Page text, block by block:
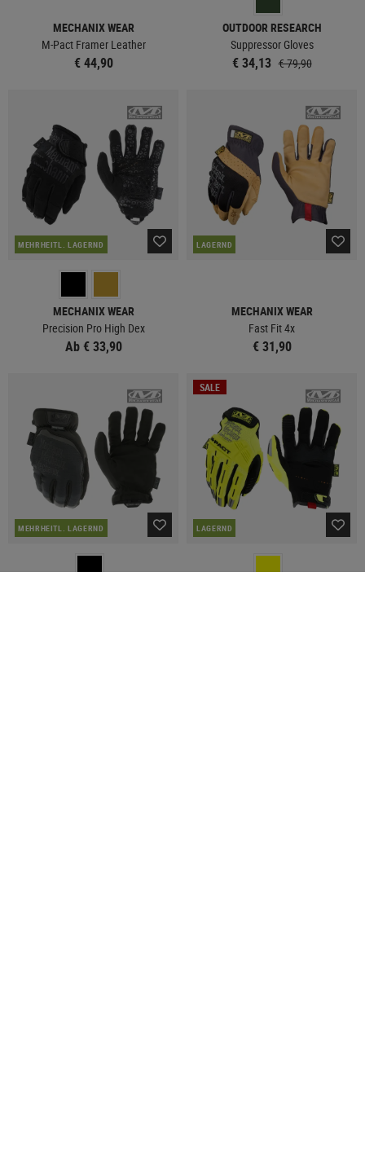
MECHANIX WEAR
M-Pact Framer Leather
€ 44,90
OUTDOOR RESEARCH
Suppressor Gloves
€ 34,13 € 79,90
MEHRHEITL. LAGERND
MECHANIX WEAR
Precision Pro High Dex
Ab € 33,90
LAGERND
MECHANIX WEAR
Fast Fit 4x
€ 31,90
MEHRHEITL. LAGERND
SALE
LAGERND